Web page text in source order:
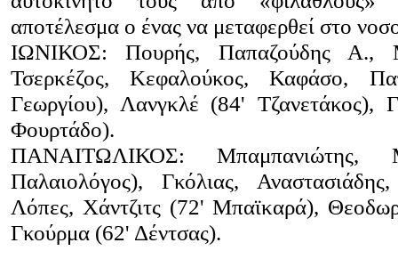
αποτέλεσμα ο ένας να μεταφερθεί στο
ΙΩΝΙΚΟΣ: Πουρής, Παπαζούδης Α.,
Τσερκέζος, Κεφαλούκος, Καφάσο,
Γεωργίου), Λανγκλέ (84' Τζανετάκος),
Φουρτάδο).
ΠΑΝΑΙΤΩΛΙΚΟΣ: Μπαμπανιώτης,
Παλαιολόγος), Γκόλιας,
Λόπες, Χάντζιτς (72' Μπαϊκαρά),
Γκούρμα (62' Δέντσας).